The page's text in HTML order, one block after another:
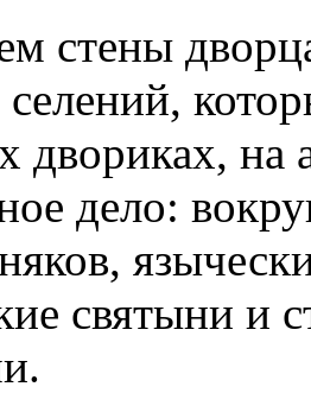
стены
двориках, на
дело:
святыни и